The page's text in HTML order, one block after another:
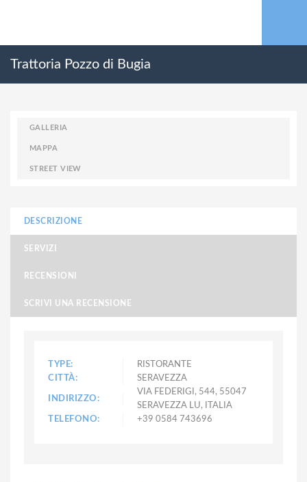
Trattoria Pozzo di Bugia
GALLERIA
MAPPA
STREET VIEW
DESCRIZIONE
SERVIZI
RECENSIONI
SCRIVI UNA RECENSIONE
TYPE:
RISTORANTE
CITTÀ:
SERAVEZZA
INDIRIZZO:
VIA FEDERIGI, 544, 55047
SERAVEZZA LU, ITALIA
TELEFONO:
+39 0584 743696